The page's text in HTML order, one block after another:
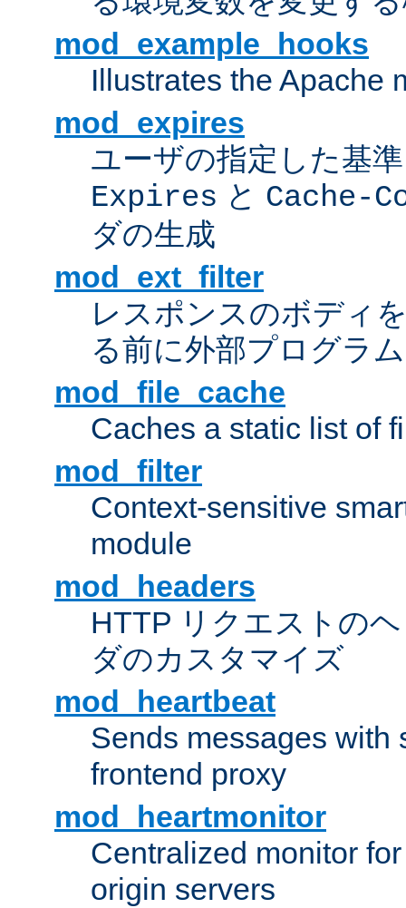
mod_example_hooks
Illustrates the Apache
mod_expires
ユーザの指定した基
Expires と Cache-
ダの生成
mod_ext_filter
レスポンスのボディ
る前に外部プログラ
mod_file_cache
Caches a static list of
mod_filter
Context-sensitive
module
mod_headers
HTTP リクエストの
ダのカスタマイズ
mod_heartbeat
Sends messages with
frontend proxy
mod_heartmonitor
Centralized monitor
origin servers